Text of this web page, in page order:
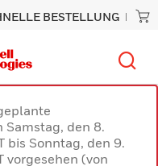
BESTELLUNG
den 8.
bis Sonntag, den 9.
vorgesehen (von